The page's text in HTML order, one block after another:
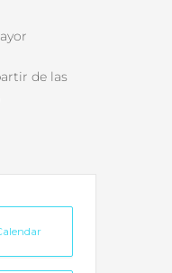
de las